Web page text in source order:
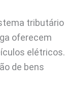
tributário
oferecem
elétricos.
de bens